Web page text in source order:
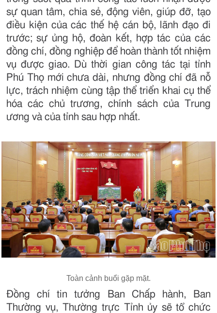
sự quan tâm, chia sẻ, động viên, giúp đỡ, tạo
điều kiện của các thế hệ cán bộ, lãnh đạo đi
trước; sự ủng hộ, đoàn kết, hợp tác của các
đồng chí, đồng nghiệp để hoàn thành tốt nhiệm
vụ được giao. Dù thời gian công tác tại tỉnh
Phú Thọ mới chưa dài, nhưng đồng chí đã nỗ
lực, trách nhiệm cùng tập thể triển khai cụ thể
hóa các chủ trương, chính sách của Trung
ương và của tỉnh sau hợp nhất.
Toàn cảnh buổi gặp mặt.
Đồng chí tin tưởng Ban Chấp hành, Ban
Thường vụ, Thường trực Tỉnh ủy sẽ tổ chức